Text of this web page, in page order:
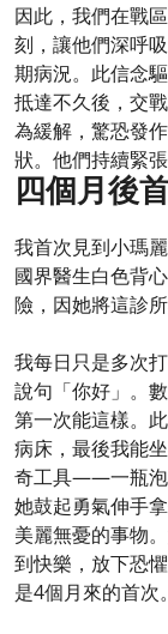
因此，我們在戰
刻，讓他們深呼
期病況。此信念
抵達不久後，交
為緩解，驚恐發
狀。他們持續緊
四個月後
我首次見到小瑪
國界醫生白色背
險，因她將這診
我每日只是多次
說句「你好」。
第一次能這樣。
病床，最後我能
奇工具——一瓶泡
她鼓起勇氣伸手
美麗無憂的事物
到快樂，放下恐
是4個月來的首次